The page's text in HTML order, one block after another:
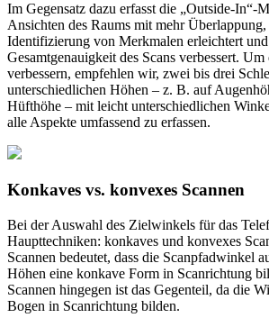
Im Gegensatz dazu erfasst die „Outside-In“-
Ansichten des Raums mit mehr
Identifizierung von Merkmalen erleichtert
Gesamtgenauigkeit des Scans verbessert.
verbessern, empfehlen wir, zwei bis drei
unterschiedlichen Höhen – z. B. auf
Hüfthöhe – mit leicht unterschiedlichen
alle Aspekte umfassend zu erfassen.
Konkaves vs. konvexes Scannen
Bei der Auswahl des Zielwinkels für das
Haupttechniken: konkaves und konvexes
Scannen bedeutet, dass die Scanpfadwinkel
Höhen eine konkave Form in Scanrichtung
Scannen hingegen ist das Gegenteil, da die
Bogen in Scanrichtung bilden.